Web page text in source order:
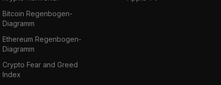
Bitcoin Regenbogen-
Diagramm
Ethereum Regenbogen-
Diagramm
Crypto Fear and Greed
Index